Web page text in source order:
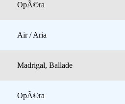
OpÃ©ra
Air / Aria
Madrigal, Ballade
OpÃ©ra